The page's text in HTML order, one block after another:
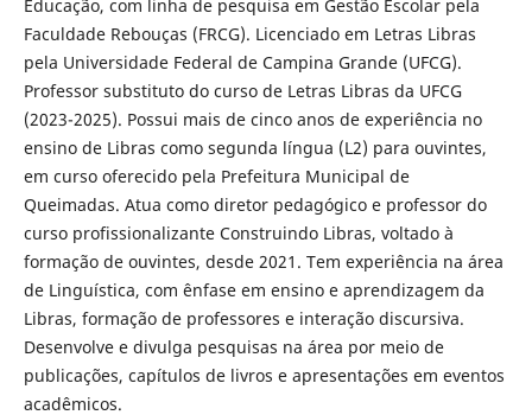
Educação, com linha de pesquisa em Gestão Escolar pela
Faculdade Rebouças (FRCG). Licenciado em Letras Libras
pela Universidade Federal de Campina Grande (UFCG).
Professor substituto do curso de Letras Libras da UFCG
(2023-2025). Possui mais de cinco anos de experiência no
ensino de Libras como segunda língua (L2) para ouvintes,
em curso oferecido pela Prefeitura Municipal de
Queimadas. Atua como diretor pedagógico e professor do
curso profissionalizante Construindo Libras, voltado à
formação de ouvintes, desde 2021. Tem experiência na área
de Linguística, com ênfase em ensino e aprendizagem da
Libras, formação de professores e interação discursiva.
Desenvolve e divulga pesquisas na área por meio de
publicações, capítulos de livros e apresentações em eventos
acadêmicos.